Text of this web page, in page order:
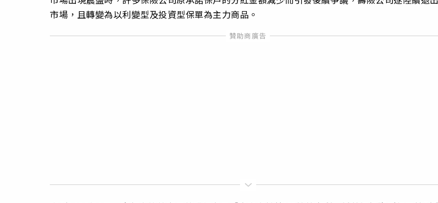
市場，且轉變為以利變型及投資型保單為主力商品。